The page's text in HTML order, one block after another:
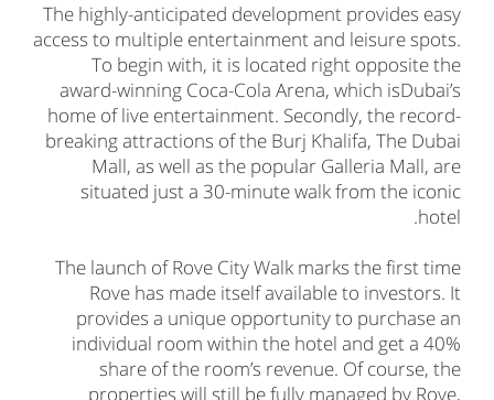
The highly-anticipated development provides easy
access to multiple entertainment and leisure spots.
To begin with, it is located right opposite the
award-winning Coca-Cola Arena, which isDubai’s
home of live entertainment. Secondly, the record-
breaking attractions of the Burj Khalifa, The Dubai
Mall, as well as the popular Galleria Mall, are
situated just a 30-minute walk from the iconic
hotel.
The launch of Rove City Walk marks the first time
Rove has made itself available to investors. It
provides a unique opportunity to purchase an
individual room within the hotel and get a 40%
share of the room’s revenue. Of course, the
properties will still be fully managed by Rove,